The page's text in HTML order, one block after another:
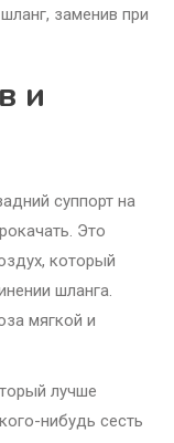
заменив при
и
суппорт на
Это
который
шланга.
мягкой и
лучше
нибудь сесть